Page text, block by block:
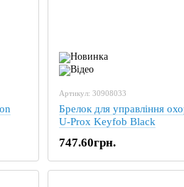
Артикул: 30908033
Брелок для управління
U-Prox Keyfob Black
747.60грн.